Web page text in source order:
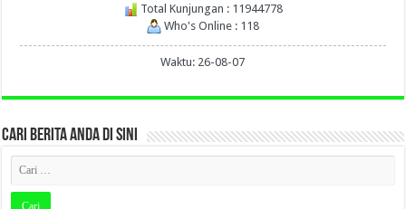
Total Kunjungan : 11944778
Who's Online : 118
Waktu: 26-08-07
CARI BERITA ANDA DI SINI